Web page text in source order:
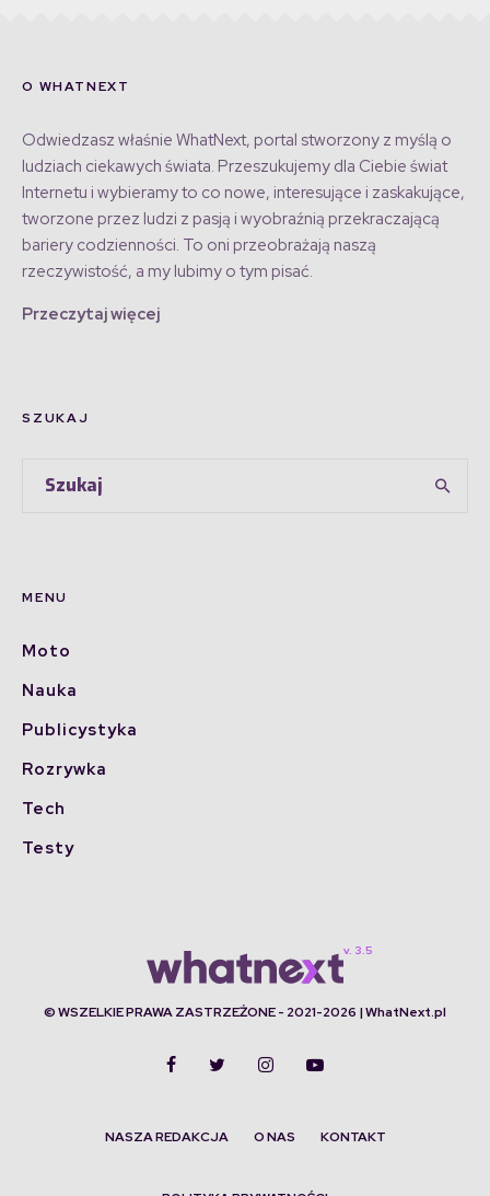
O WHATNEXT
Odwiedzasz właśnie WhatNext, portal stworzony z myślą o
ludziach ciekawych świata. Przeszukujemy dla Ciebie świat
Internetu i wybieramy to co nowe, interesujące i zaskakujące,
tworzone przez ludzi z pasją i wyobraźnią przekraczającą
bariery codzienności. To oni przeobrażają naszą
rzeczywistość, a my lubimy o tym pisać.
Przeczytaj więcej
SZUKAJ
MENU
Moto
Nauka
Publicystyka
Rozrywka
Tech
Testy
© WSZELKIE PRAWA ZASTRZEŻONE - 2021-2026 | WhatNext.pl
NASZA REDAKCJA O NAS KONTAKT